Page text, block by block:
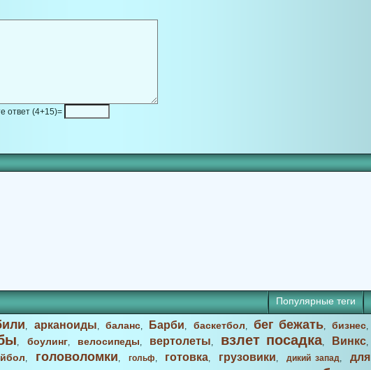
ответ (4+15)=
Популярные теги
, арканоиды, баланс, Барби, баскетбол, бег бежать,бизнес,
, боулинг, велосипеды, вертолеты, взлет посадка, Винкс,
, головоломки, гольф, готовка, грузовики,дикий запад,для